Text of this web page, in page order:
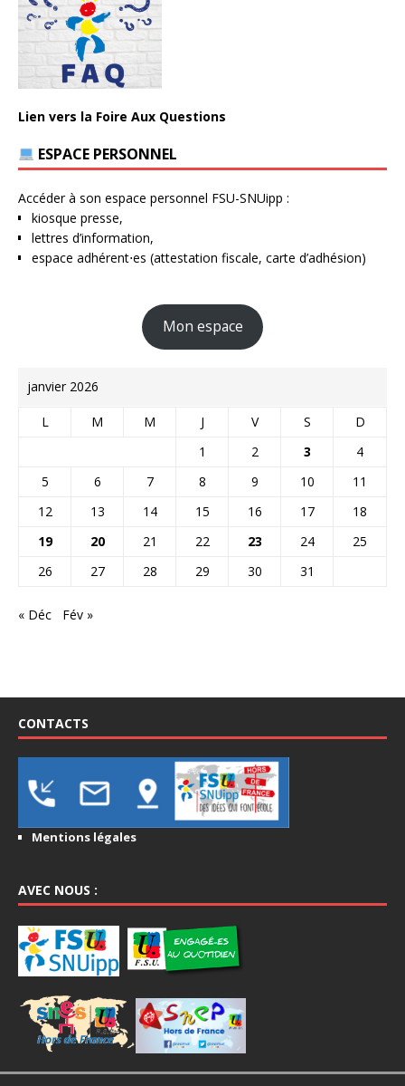
Lien vers la Foire Aux Questions
ESPACE PERSONNEL
Accéder à son espace personnel FSU-SNUipp :
kiosque presse,
lettres d’information,
espace adhérent⋅es (attestation fiscale, carte d’adhésion)
Mon espace
janvier 2026
L M M J V S
D
1
2 3
4
5
6 7 8 9 10
11
12
13 14 15 16 17
18
19
20 21 22 23 24
25
26
27 28 29 30 31
« Déc Fév »
CONTACTS
Mentions légales
AVEC NOUS :